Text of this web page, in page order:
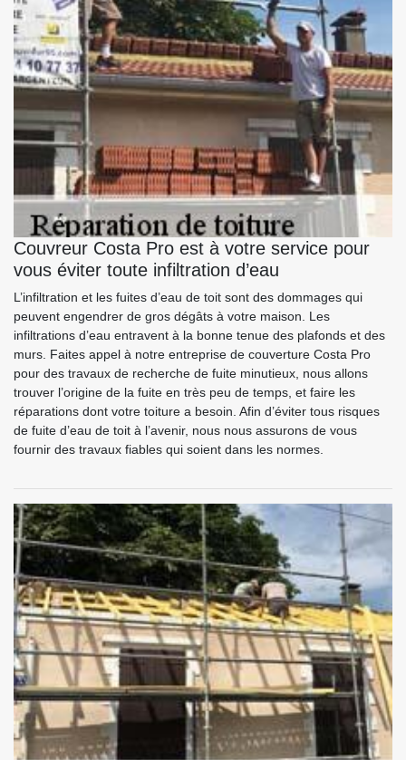
Couvreur Costa Pro est à votre service pour
vous éviter toute infiltration d’eau
L’infiltration et les fuites d’eau de toit sont des dommages qui
peuvent engendrer de gros dégâts à votre maison. Les
infiltrations d’eau entravent à la bonne tenue des plafonds et des
murs. Faites appel à notre entreprise de couverture Costa Pro
pour des travaux de recherche de fuite minutieux, nous allons
trouver l’origine de la fuite en très peu de temps, et faire les
réparations dont votre toiture a besoin. Afin d’éviter tous risques
de fuite d’eau de toit à l’avenir, nous nous assurons de vous
fournir des travaux fiables qui soient dans les normes.